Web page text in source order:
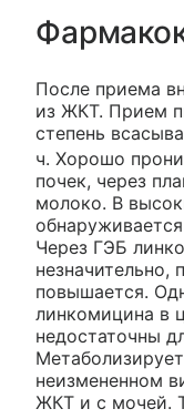
После приема
из ЖКТ. Прием
степень
ч. Хорошо
почек, через
молоко. В
Через ГЭБ
незначительно,
повышается.
линкомицина в
недостаточны
неизмененном
ЖКТ и с мочей.